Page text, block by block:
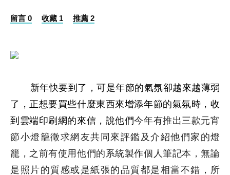
留言 0 收藏 1 推薦 2
新年快要到了，可是年節的氣氛卻越來越薄弱
了，正想要買些什麼東西來增添年節的氣氛時， 收
到雲端印刷網的來信，說他們今年有推出三款元宵
節小燈籠徵求網友共同來評鑑及介紹他們家的燈
籠，之前有使用他們的系統製作個人筆記本，無論
是照片的質感或是紙張的品質都是相當不錯，所